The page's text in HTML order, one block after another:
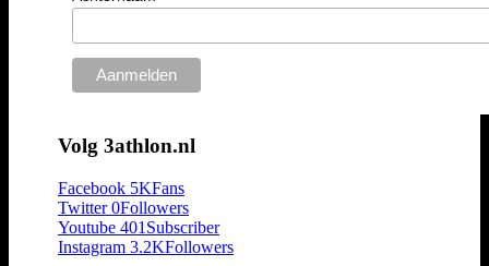
Volg 3athlon.nl
Facebook 5KFans
Twitter 0Followers
Youtube 401 Subscriber
Instagram 3.2KFollowers